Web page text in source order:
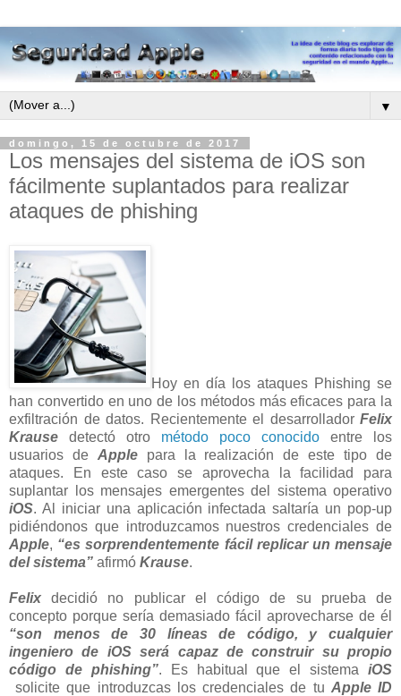
▼
domingo, 15 de octubre de 2017
Los mensajes del sistema de iOS son
fácilmente suplantados para realizar
ataques de phishing
Hoy en día los ataques Phishing se
han convertido en uno de los métodos más eficaces para la
exfiltración de datos. Recientemente el desarrollador Felix
Krause detectó otro método poco conocido entre los
usuarios de Applepara la realización de este tipo de
ataques. En este caso se aprovecha la facilidad para
suplantar los mensajes emergentes del sistema operativo
iOS. Al iniciar una aplicación infectada saltaría un pop-up
pidiéndonos que introduzcamos nuestros credenciales de
Apple, “es sorprendentemente fácil replicar un mensaje
del sistema” afirmó Krause.
Felix decidió no publicar el código de su prueba de
concepto porque sería demasiado fácil aprovecharse de él
“son menos de 30 líneas de código, y cualquier
ingeniero de iOS será capaz de construir su propio
código de phishing”. Es habitual que el sistema iOS
solicite que introduzcas los credenciales de tu Apple ID